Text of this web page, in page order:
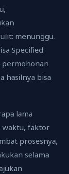
menunggu.
Specified
permohonan
hasilnya bisa
lama
waktu, faktor
prosesnya,
selama